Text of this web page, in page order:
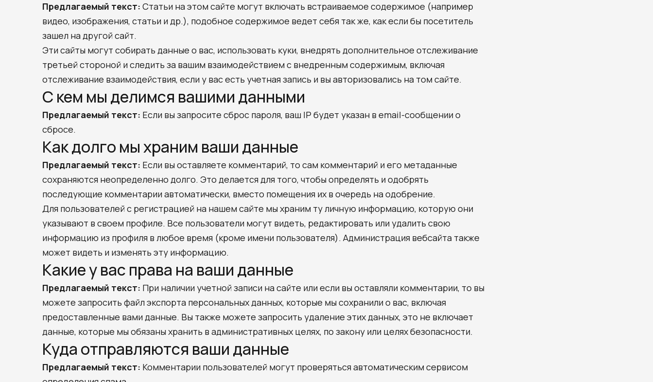
Предлагаемый текст: Статьи на этом сайте могут включать встраиваемое содержимое (например
видео, изображения, статьи и др.), подобное содержимое ведет себя так же, как если бы посетитель
зашел на другой сайт.
Эти сайты могут собирать данные о вас, использовать куки, внедрять дополнительное отслеживание
третьей стороной и следить за вашим взаимодействием с внедренным содержимым, включая
отслеживание взаимодействия, если у вас есть учетная запись и вы авторизовались на том сайте.
С кем мы делимся вашими данными
Предлагаемый текст: Если вы запросите сброс пароля, ваш IP будет указан в email-сообщении о
сбросе.
Как долго мы храним ваши данные
Предлагаемый текст: Если вы оставляете комментарий, то сам комментарий и его метаданные
сохраняются неопределенно долго. Это делается для того, чтобы определять и одобрять
последующие комментарии автоматически, вместо помещения их в очередь на одобрение.
Для пользователей с регистрацией на нашем сайте мы храним ту личную информацию, которую они
указывают в своем профиле. Все пользователи могут видеть, редактировать или удалить свою
информацию из профиля в любое время (кроме имени пользователя). Администрация вебсайта также
может видеть и изменять эту информацию.
Какие у вас права на ваши данные
Предлагаемый текст: При наличии учетной записи на сайте или если вы оставляли комментарии, то вы
можете запросить файл экспорта персональных данных, которые мы сохранили о вас, включая
предоставленные вами данные. Вы также можете запросить удаление этих данных, это не включает
данные, которые мы обязаны хранить в административных целях, по закону или целях безопасности.
Куда отправляются ваши данные
Предлагаемый текст: Комментарии пользователей могут проверяться автоматическим сервисом